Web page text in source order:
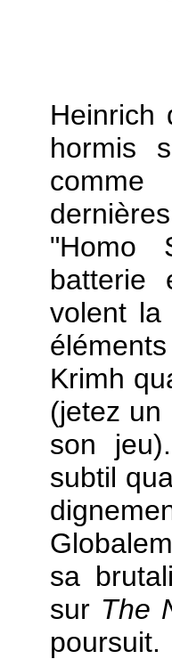
Heinrich
hormis
"Homo
batterie
volent la
Krimh
(jetez
son
subtil
sa
sur The
poursuit.